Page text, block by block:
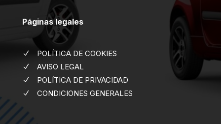
Páginas legales
N POLÍTICA DE COOKIES
N AVISO LEGAL
N POLÍTICA DE PRIVACIDAD
N CONDICIONES GENERALES